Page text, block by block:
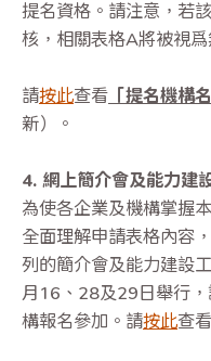
提名資格。請注意，若
核，相關表格A將被視爲
請按此查看 「提名機構
新）。
4. 網上簡介會及能力建
為使各企業及機構掌握
全面理解申請表格內容
列的簡介會及能力建設
月16、28及29日舉行
構報名參加。請按此查